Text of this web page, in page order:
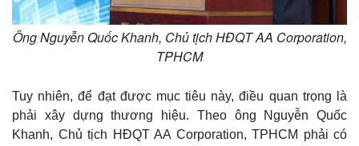
Ông Nguyễn Quốc Khanh, Chủ tịch HĐQT AA Corporation,
TPHCM
Tuy nhiên, để đạt được mục tiêu này, điều quan trọng là
phải xây dựng thương hiệu. Theo ông Nguyễn Quốc
Khanh, Chủ tịch HĐQT AA Corporation, TPHCM phải có